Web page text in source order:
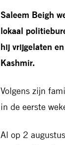
Saleem Beigh
lokaal
hij vrijgelaten
Kashmir.
Volgens zijn
in de eerste
Al op 2